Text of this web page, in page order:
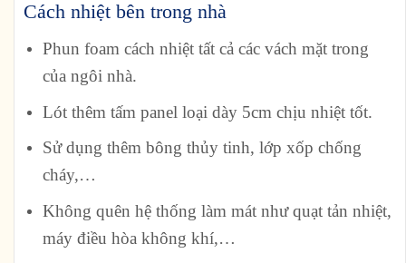
Cách nhiệt bên trong nhà
Phun foam cách nhiệt tất cả các vách mặt trong
của ngôi nhà.
Lót thêm tấm panel loại dày 5cm chịu nhiệt tốt.
Sử dụng thêm bông thủy tinh, lớp xốp chống
cháy,…
Không quên hệ thống làm mát như quạt tản nhiệt,
máy điều hòa không khí,…